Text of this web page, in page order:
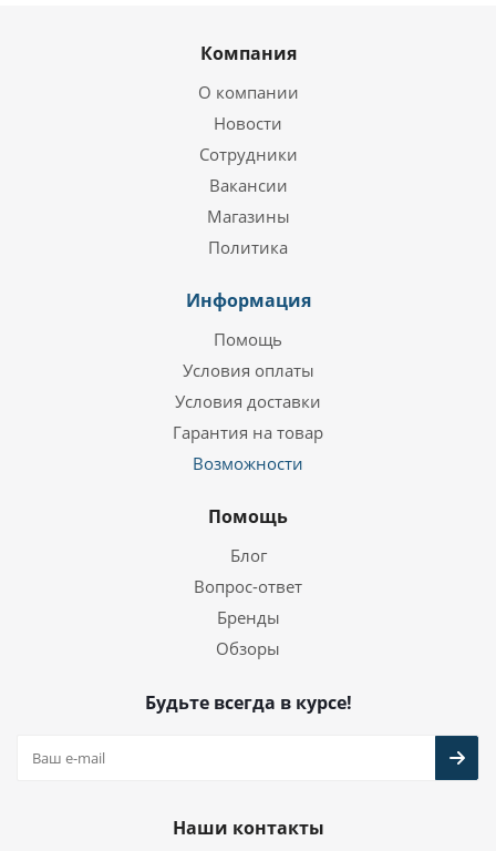
Компания
О компании
Новости
Сотрудники
Вакансии
Магазины
Политика
Информация
Помощь
Условия оплаты
Условия доставки
Гарантия на товар
Возможности
Помощь
Блог
Вопрос-ответ
Бренды
Обзоры
Будьте всегда в курсе!
Наши контакты